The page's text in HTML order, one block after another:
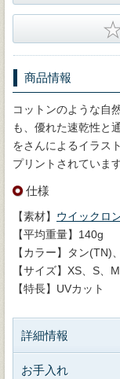
商品情報
コットンのような自
も、優れた速乾性と
をさんによるイラス
プリントされています
仕様
【素材】 ウイックロ
【平均重量】140g
【カラー】タン(TN)
【サイズ】XS、S、
【特長】UVカット
詳細情報
お手入れ